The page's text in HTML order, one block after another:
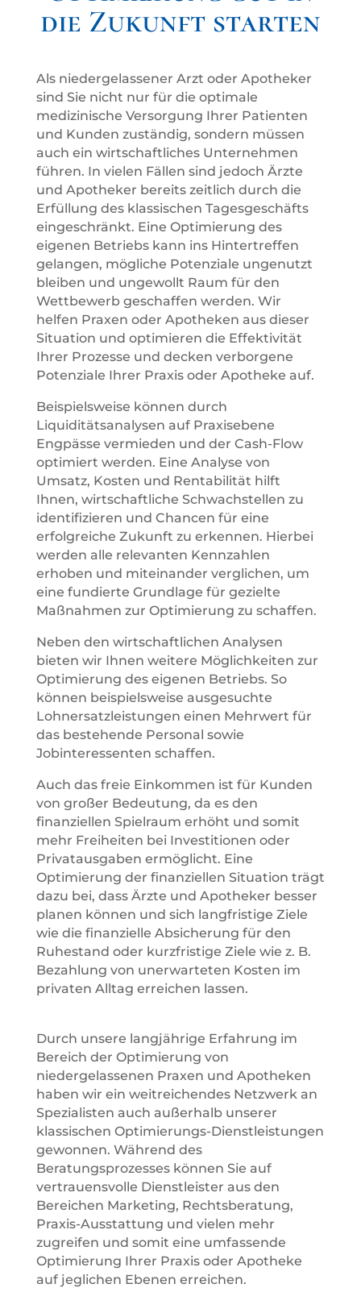
die Zukunft starten
Als niedergelassener Arzt oder Apotheker
sind Sie nicht nur für die optimale
medizinische Versorgung Ihrer Patienten
und Kunden zuständig, sondern müssen
auch ein wirtschaftliches Unternehmen
führen. In vielen Fällen sind jedoch Ärzte
und Apotheker bereits zeitlich durch die
Erfüllung des klassischen Tagesgeschäfts
eingeschränkt. Eine Optimierung des
eigenen Betriebs kann ins Hintertreffen
gelangen, mögliche Potenziale ungenutzt
bleiben und ungewollt Raum für den
Wettbewerb geschaffen werden. Wir
helfen Praxen oder Apotheken aus dieser
Situation und optimieren die Effektivität
Ihrer Prozesse und decken verborgene
Potenziale Ihrer Praxis oder Apotheke auf.
Beispielsweise können durch
Liquiditätsanalysen auf Praxisebene
Engpässe vermieden und der Cash-Flow
optimiert werden. Eine Analyse von
Umsatz, Kosten und Rentabilität hilft
Ihnen, wirtschaftliche Schwachstellen zu
identifizieren und Chancen für eine
erfolgreiche Zukunft zu erkennen. Hierbei
werden alle relevanten Kennzahlen
erhoben und miteinander verglichen, um
eine fundierte Grundlage für gezielte
Maßnahmen zur Optimierung zu schaffen.
Neben den wirtschaftlichen Analysen
bieten wir Ihnen weitere Möglichkeiten zur
Optimierung des eigenen Betriebs. So
können beispielsweise ausgesuchte
Lohnersatzleistungen einen Mehrwert für
das bestehende Personal sowie
Jobinteressenten schaffen.
Auch das freie Einkommen ist für Kunden
von großer Bedeutung, da es den
finanziellen Spielraum erhöht und somit
mehr Freiheiten bei Investitionen oder
Privatausgaben ermöglicht. Eine
Optimierung der finanziellen Situation trägt
dazu bei, dass Ärzte und Apotheker besser
planen können und sich langfristige Ziele
wie die finanzielle Absicherung für den
Ruhestand oder kurzfristige Ziele wie z. B.
Bezahlung von unerwarteten Kosten im
privaten Alltag erreichen lassen.
Durch unsere langjährige Erfahrung im
Bereich der Optimierung von
niedergelassenen Praxen und Apotheken
haben wir ein weitreichendes Netzwerk an
Spezialisten auch außerhalb unserer
klassischen Optimierungs-Dienstleistungen
gewonnen. Während des
Beratungsprozesses können Sie auf
vertrauensvolle Dienstleister aus den
Bereichen Marketing, Rechtsberatung,
Praxis-Ausstattung und vielen mehr
zugreifen und somit eine umfassende
Optimierung Ihrer Praxis oder Apotheke
auf jeglichen Ebenen erreichen.